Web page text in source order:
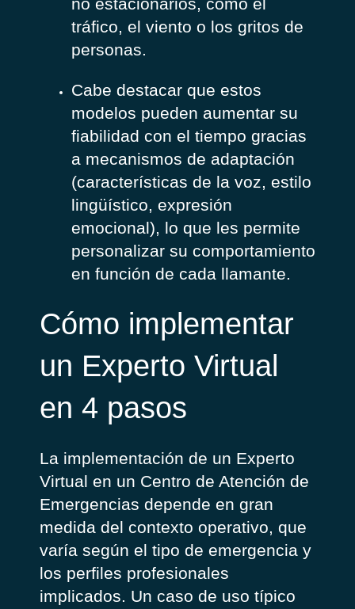
tráfico, el viento o los gritos de
personas.
Cabe destacar que estos
modelos pueden aumentar su
fiabilidad con el tiempo gracias
a mecanismos de adaptación
(características de la voz, estilo
lingüístico, expresión
emocional), lo que les permite
personalizar su comportamiento
en función de cada llamante.
Cómo implementar
un Experto Virtual
en 4 pasos
La implementación de un Experto
Virtual en un Centro de Atención de
Emergencias depende en gran
medida del contexto operativo, que
varía según el tipo de emergencia y
los perfiles profesionales
implicados. Un caso de uso típico